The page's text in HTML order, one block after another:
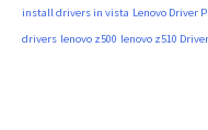
install drivers in vista Lenovo Driver
drivers lenovo z500 lenovo z510